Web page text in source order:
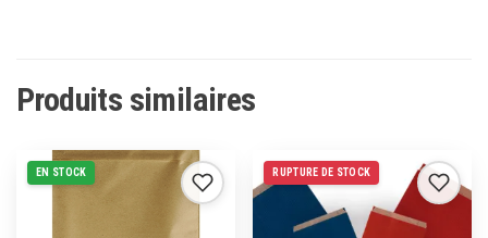
Produits similaires
EN STOCK RUPTURE DE STOCK